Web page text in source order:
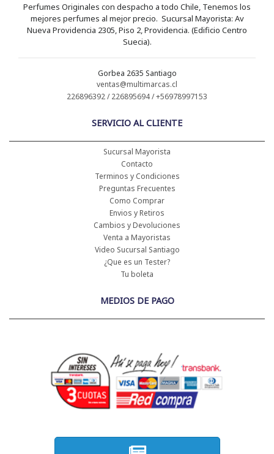
Perfumes Originales con despacho a todo Chile, Tenemos los
mejores perfumes al mejor precio. Sucursal Mayorista: Av
Nueva Providencia 2305, Piso 2, Providencia. (Edificio Centro
Suecia).
Gorbea 2635 Santiago
ventas@multimarcas.cl
226896392 / 226895694 / +56978997153
SERVICIO AL CLIENTE
Sucursal Mayorista
Contacto
Terminos y Condiciones
Preguntas Frecuentes
Como Comprar
Envios y Retiros
Cambios y Devoluciones
Venta a Mayoristas
Video Sucursal Santiago
¿Que es un Tester?
Tu boleta
MEDIOS DE PAGO